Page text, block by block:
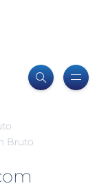
Bruto